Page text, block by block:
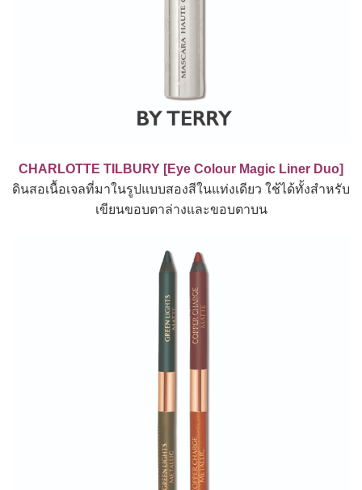
CHARLOTTE TILBURY [Eye Colour Magic Liner Duo]
ดินสอเนื้อเจลที่มาในรูปแบบสองสีในแท่งเดียว ใช้ได้ทั้งสำหรับ
เขียนขอบตาล่างและขอบตาบน